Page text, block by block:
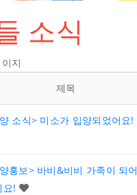
소식
지
제목
소식> 미소가 입양되었어요!
홍보> 바비&비비 가족이 되어
요!